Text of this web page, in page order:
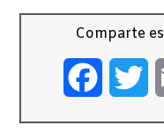
Comparte